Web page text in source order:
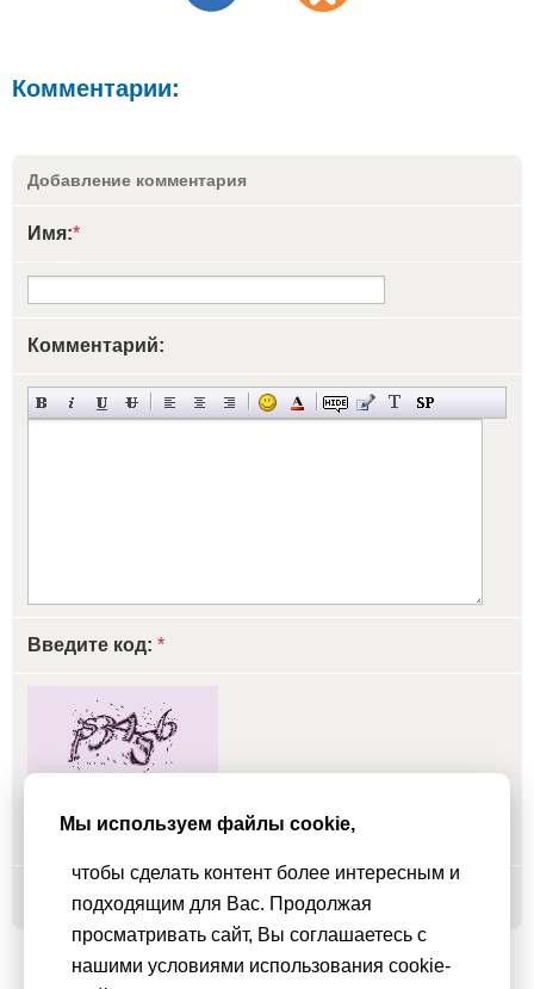
Комментарии:
Добавление комментария
Имя:*
Комментарий:
Введите код: *
Добавить
Мы используем файлы cookie,
чтобы сделать контент более интересным и
подходящим для Вас. Продолжая
просматривать сайт, Вы соглашаетесь с
нашими условиями использования cookie-